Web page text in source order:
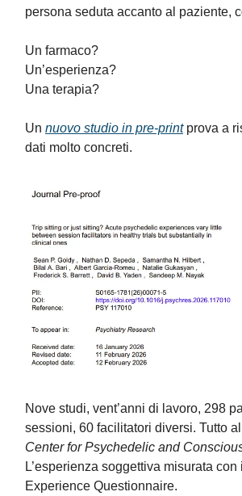
persona seduta accanto al paziente,
Un farmaco?
Un’esperienza?
Una terapia?
Un nuovo studio in pre-printprova a
dati molto concreti.
Nove studi, vent’anni di lavoro, 298
sessioni, 60 facilitatori diversi. Tutto al
Center for Psychedelic and
L’esperienza soggettiva misurata con
Experience Questionnaire.